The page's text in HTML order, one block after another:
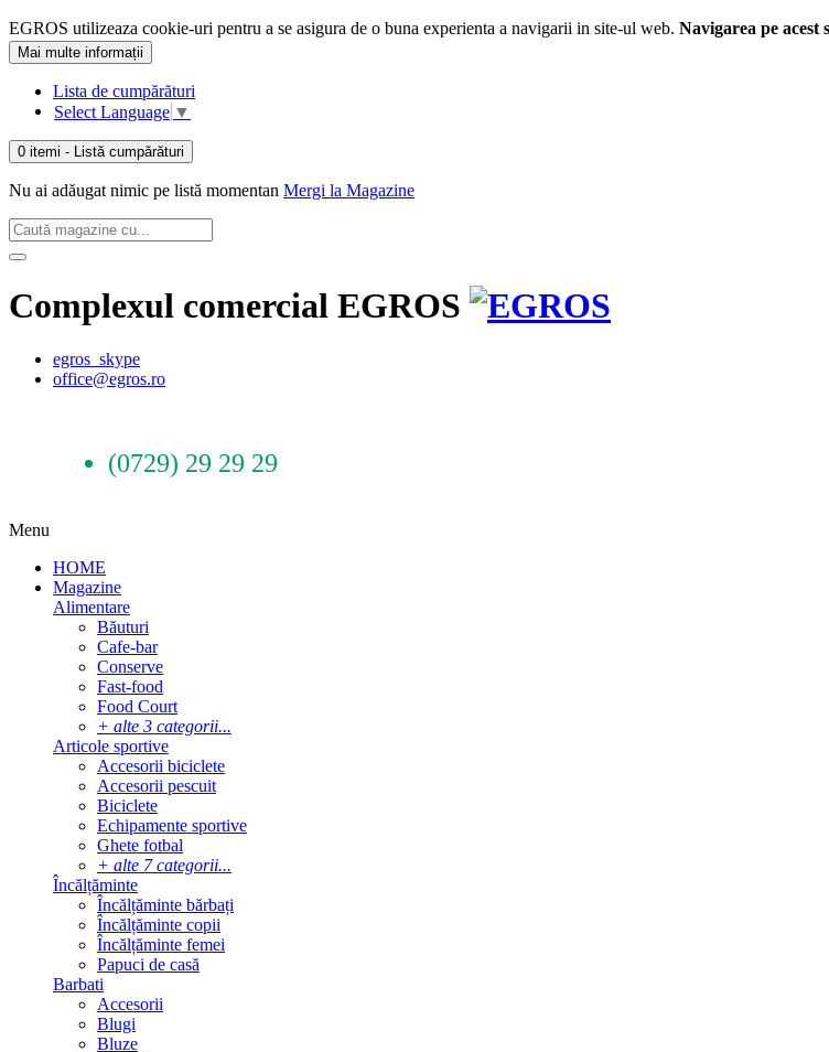
EGROS utilizeaza cookie-uri pentru a se asigura de o buna experienta a navigarii in site-ul web. Navigarea pe acest
Mai multe informații
Lista de cumpărături
Select Language ▼
0 itemi - Listă cumpărături
Nu ai adăugat nimic pe listă momentan Mergi la Magazine
Complexul comercial EGROS
egros_skype
office@egros.ro
(0729) 29 29 29
Menu
HOME
Magazine
Alimentare
Băuturi
Cafe-bar
Conserve
Fast-food
Food Court
+ alte 3 categorii...
Articole sportive
Accesorii biciclete
Accesorii pescuit
Biciclete
Echipamente sportive
Ghete fotbal
+ alte 7 categorii...
Încălțăminte
Încălțăminte bărbați
Încălțăminte copii
Încălțăminte femei
Papuci de casă
Barbati
Accesorii
Blugi
Bluze